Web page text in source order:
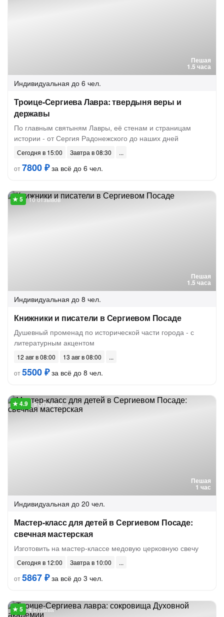
Пешая
1.5 часа
Индивидуальная до 6 чел.
Троице-Сергиева Лавра: твердыня веры и
державы
По главным святыням Лавры, её стенам и страницам
истории - от Сергия Радонежского до наших дней
Сегодня в 15:00
Завтра в 08:30
от7800 ₽за всё до 6 чел.
Пешая
1.5 часа
10 отзывов
Индивидуальная до 8 чел.
Книжники и писатели в Сергиевом Посаде
Душевный променад по исторической части города - с
литературным акцентом
12 авг в 08:00
13 авг в 08:00
от5500 ₽за всё до 8 чел.
Пешая
1 час
9 отзывов
Индивидуальная до 20 чел.
Мастер-класс для детей в Сергиевом Посаде:
свечная мастерская
Изготовить на мастер-классе медовую церковную свечу
Сегодня в 12:00
Завтра в 10:00
от5867 ₽за всё до 3 чел.
4 отзыва